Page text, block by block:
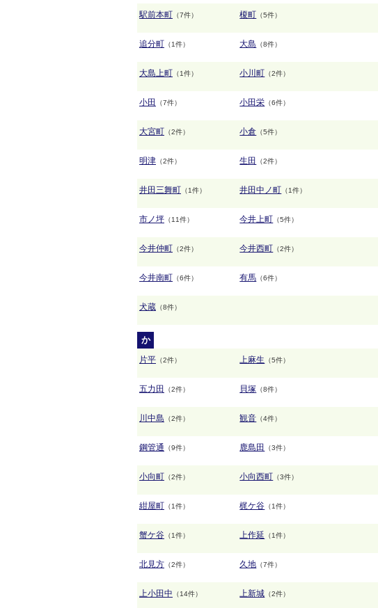
駅前本町 （7件） 榎町 （5件）
追分町 （1件） 大島 （8件）
大島上町 （1件） 小川町 （2件）
小田 （7件） 小田栄 （6件）
大宮町 （2件） 小倉 （5件）
明津 （2件） 生田 （2件）
井田三舞町 （1件） 井田中ノ町 （1件）
市ノ坪 （11件） 今井上町 （5件）
今井仲町 （2件） 今井西町 （2件）
今井南町 （6件） 有馬 （6件）
犬蔵 （8件）
か
片平 （2件） 上麻生 （5件）
五力田 （2件） 貝塚 （8件）
川中島 （2件） 観音 （4件）
鋼管通 （9件） 鹿島田 （3件）
小向町 （2件） 小向西町 （3件）
紺屋町 （1件） 梶ケ谷 （1件）
蟹ケ谷 （1件） 上作延 （1件）
北見方 （2件） 久地 （7件）
上小田中 （14件） 上新城 （2件）